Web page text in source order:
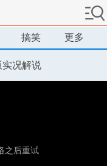
搞笑 更多
实况解说